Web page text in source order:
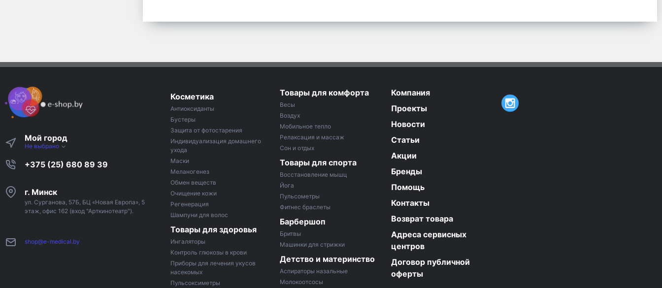
Мой город
Не выбрано
+375 (25) 680 89 39
г. Минск
ул. Сурганова, 57Б, БЦ «Новая Европа», 5
этаж, офис 162 (вход "Арткинотеатр").
shop@e-medical.by
Косметика
Антиоксиданты
Бустеры
Защита от фотостарения
Индивидуализация домашнего
ухода
Маски
Меланогенез
Обмен веществ
Очищение кожи
Регенерация
Шампуни для волос
Товары для здоровья
Ингаляторы
Контроль глюкозы в крови
Приборы для лечения укусов
насекомых
Пульсоксиметры
Товары для комфорта
Весы
Воздух
Мобильное тепло
Релаксация и массаж
Сон и отдых
Товары для спорта
Восстановление мышц
Йога
Пульсометры
Фитнес браслеты
Барбершоп
Бритвы
Машинки для стрижки
Детство и материнство
Аспираторы назальные
Молокоотсосы
Компания
Проекты
Новости
Статьи
Акции
Бренды
Помощь
Контакты
Возврат товара
Адреса сервисных
центров
Договор публичной
оферты